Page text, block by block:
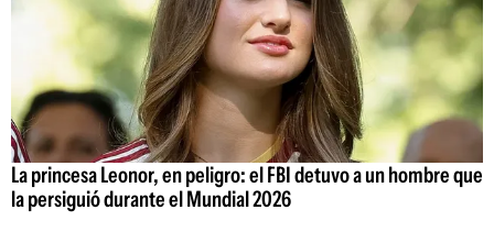
La princesa Leonor, en peligro: el FBI detuvo a un hombre que
la persiguió durante el Mundial 2026